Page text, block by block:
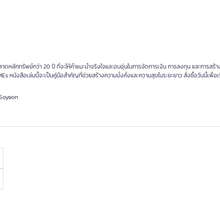
ลักทรัพย์กว่า 20 ปี ที่จะให้คำแนะนำจริงใจและอบอุ่นในการจัดการเงิน การลงทุน และการสร้า
หนังสือเล่มนี้จะเป็นคู่มือสำคัญที่ช่วยสร้างความมั่งคั่งและความสุขในระยะยาว สั่งซื้อวันนี้เพื่อ